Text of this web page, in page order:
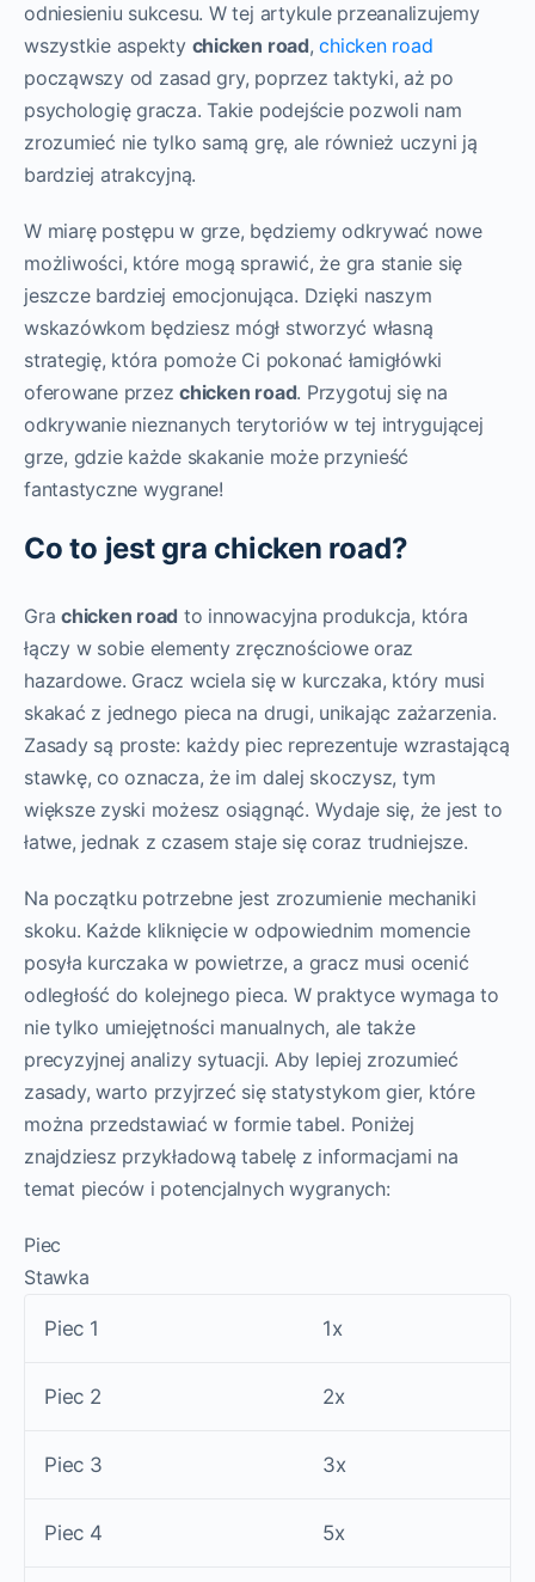
odniesieniu sukcesu. W tej artykule przeanalizujemy
wszystkie aspekty chicken road,chicken road
począwszy od zasad gry, poprzez taktyki, aż po
psychologię gracza. Takie podejście pozwoli nam
zrozumieć nie tylko samą grę, ale również uczyni ją
bardziej atrakcyjną.
W miarę postępu w grze, będziemy odkrywać nowe
możliwości, które mogą sprawić, że gra stanie się
jeszcze bardziej emocjonująca. Dzięki naszym
wskazówkom będziesz mógł stworzyć własną
strategię, która pomoże Ci pokonać łamigłówki
oferowane przezchicken road. Przygotuj się na
odkrywanie nieznanych terytoriów w tej intrygującej
grze, gdzie każde skakanie może przynieść
fantastyczne wygrane!
Co to jest gra chicken road?
Grachicken road to innowacyjna produkcja, która
łączy w sobie elementy zręcznościowe oraz
hazardowe. Gracz wciela się w kurczaka, który musi
skakać z jednego pieca na drugi, unikając zażarzenia.
Zasady są proste: każdy piec reprezentuje wzrastającą
stawkę, co oznacza, że im dalej skoczysz, tym
większe zyski możesz osiągnąć. Wydaje się, że jest to
łatwe, jednak z czasem staje się coraz trudniejsze.
Na początku potrzebne jest zrozumienie mechaniki
skoku. Każde kliknięcie w odpowiednim momencie
posyła kurczaka w powietrze, a gracz musi ocenić
odległość do kolejnego pieca. W praktyce wymaga to
nie tylko umiejętności manualnych, ale także
precyzyjnej analizy sytuacji. Aby lepiej zrozumieć
zasady, warto przyjrzeć się statystykom gier, które
można przedstawiać w formie tabel. Poniżej
znajdziesz przykładową tabelę z informacjami na
temat pieców i potencjalnych wygranych:
Piec
Stawka
Piec 1 1x
Piec 2 2x
Piec 3 3x
Piec 4 5x